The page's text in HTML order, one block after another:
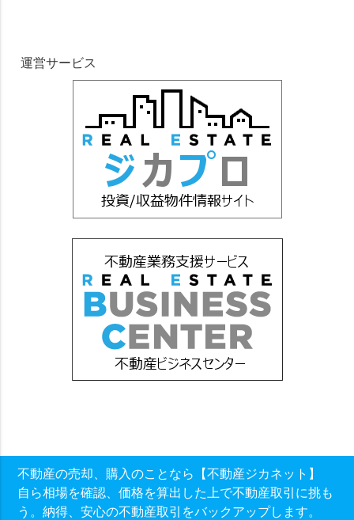
運営サービス
不動産の売却、購入のことなら【不動産ジカネット】
自ら相場を確認、価格を算出した上で不動産取引に挑も
う。納得、安心の不動産取引をバックアップします。